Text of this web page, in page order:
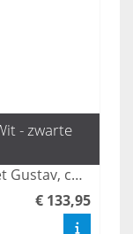
- zwarte
Ontdek de elegante WC fonteinset Gustav, compleet met de stijlvolle zwarte Lena Enhendelkraan en sifon van L'aqua. Ideaal voor een moderne toiletruimte, biedt deze set een perfecte combinatie van functionaliteit en design. Bestel vandaag nog en geef je toilet een luxe uitstraling!
€ 133,95